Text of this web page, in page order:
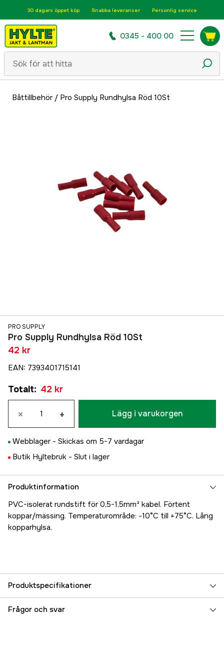
30 dagars öppet köp Snabba leveranser Personlig service
0345 - 400 00
Båttillbehör/ Pro Supply Rundhylsa Röd 10St
PRO SUPPLY
Pro Supply Rundhylsa Röd 10St
42 kr
EAN: 7393401715141
Totalt: 42 kr
× + Lägg i varukorgen
Webblager - Skickas om 5-7 vardagar
Butik Hyltebruk - Slut i lager
Produktinformation
PVC-isolerat rundstift för 0,5-1,5mm² kabel. Förtent
koppar/mässing. Temperaturområde: -10°C till +75°C. Lång
kopparhylsa.
Produktspecifikationer
Referensnummer 5000023125
Frågor och svar